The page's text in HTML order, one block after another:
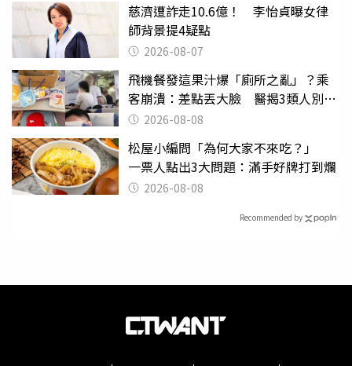
慈濟遭詐走10.6億！ 李怡貞曝女律
師背景提4疑點
2026-08-07
飛機餐發這果汁爆「廁所之亂」？乘
客崩潰：差點丟大臉 醫揭3類人別亂
喝 2026-08-08
松屋小編問「為何大家不來吃？」
一票人點出3大問題：滿手好牌打到爛
2026-08-08
Recommended by